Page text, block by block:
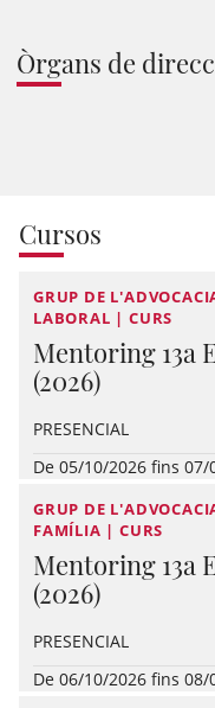
Òrgans de
Cursos
GRUP DE
LABORAL | CURS
Mentoring 13a
(2026)
PRESENCIAL
De 05/10/2026 fins 07/
GRUP DE
FAMÍLIA | CURS
Mentoring 13a
(2026)
PRESENCIAL
De 06/10/2026 fins 08/